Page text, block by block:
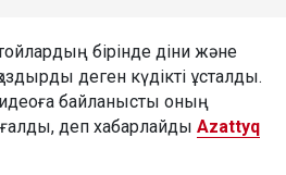
бірінде діни және
деген күдікті ұсталды.
байланысты оның
деп хабарлайды Azattyq